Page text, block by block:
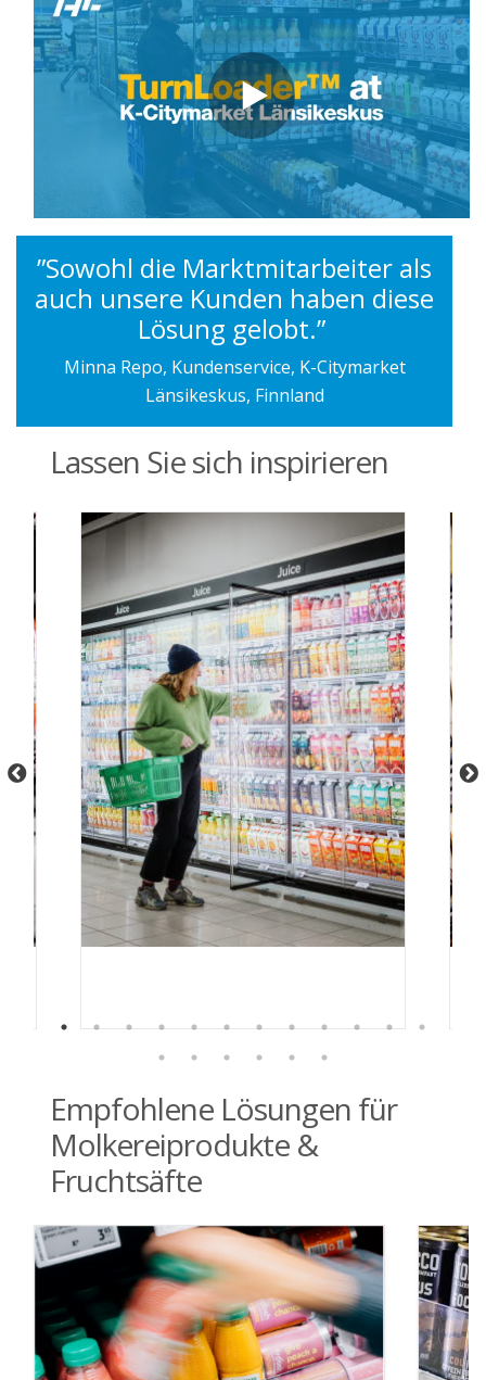
”Sowohl die Marktmitarbeiter als
auch unsere Kunden haben diese
Lösung gelobt.”
Minna Repo, Kundenservice, K-Citymarket
Länsikeskus, Finnland
Lassen Sie sich inspirieren
Empfohlene Lösungen für
Molkereiprodukte &
Fruchtsäfte